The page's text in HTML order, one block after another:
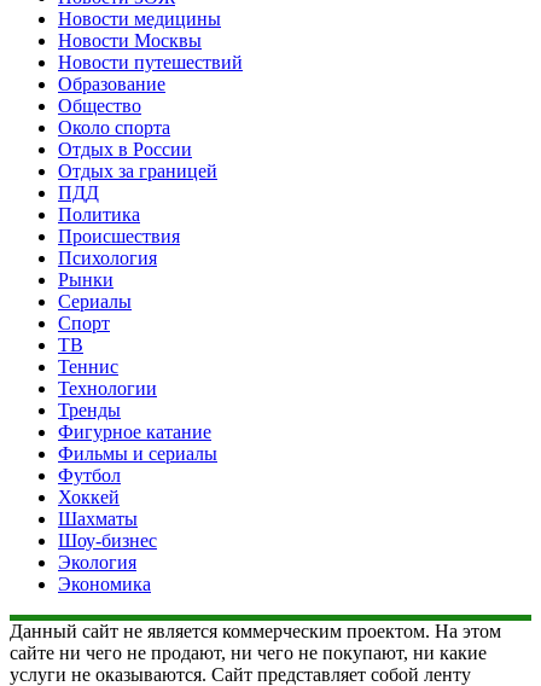
Новости медицины
Новости Москвы
Новости путешествий
Образование
Общество
Около спорта
Отдых в России
Отдых за границей
ПДД
Политика
Происшествия
Психология
Рынки
Сериалы
Спорт
ТВ
Теннис
Технологии
Тренды
Фигурное катание
Фильмы и сериалы
Футбол
Хоккей
Шахматы
Шоу-бизнес
Экология
Экономика
Данный сайт не является коммерческим проектом. На этом
сайте ни чего не продают, ни чего не покупают, ни какие
услуги не оказываются. Сайт представляет собой ленту